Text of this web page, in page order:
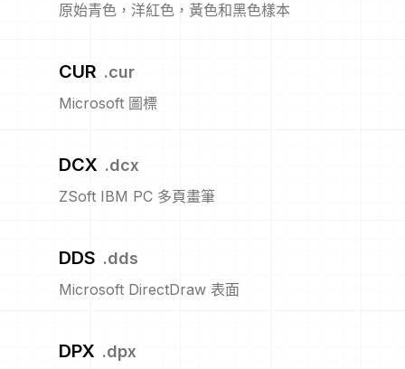
原始青色，洋紅色，黃色和黑色樣本
CUR .cur
Microsoft 圖標
DCX .dcx
ZSoft IBM PC 多頁畫筆
DDS .dds
Microsoft DirectDraw 表面
DPX .dpx